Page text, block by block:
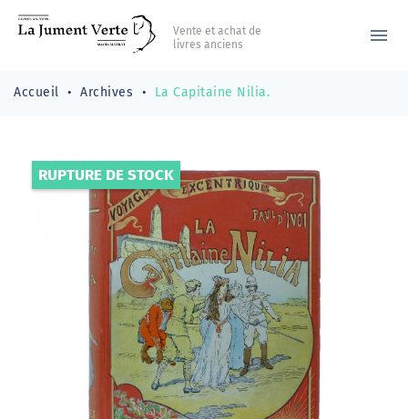
Vente et achat de
livres anciens
menu
Accueil Archives La Capitaine Nilia.
RUPTURE DE STOCK